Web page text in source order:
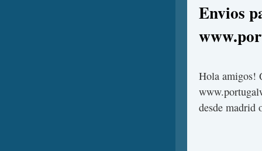
Envios
Hola amigos!
desde madrid